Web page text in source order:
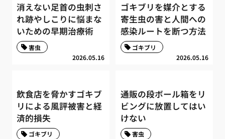
消えない足首の虫刺さ
れ跡やしこりに悩まな
いための早期治療術
2026.05.16
害虫
ゴキブリを媒介とする
寄生虫の害と人間への
感染ルートを断つ方法
2026.05.16
ゴキブリ
飲食店を脅かすゴキブ
リによる風評被害と経
済的損失
ゴキブリ
通販の段ボール箱をリ
ビングに放置してはい
けない
害虫